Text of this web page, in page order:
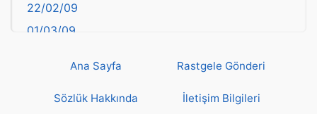
Bolu
Burdur
Çankırı
22/02/09
01/03/09
22/03/09
Ana Sayfa Rastgele Gönderi
Sözlük Hakkında İletişim Bilgileri